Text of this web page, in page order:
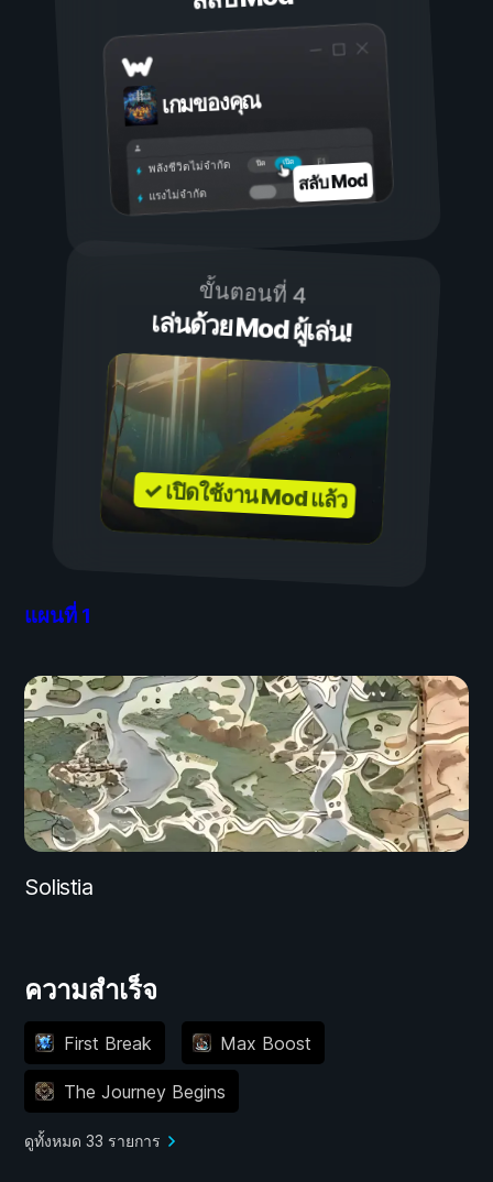
เกมของคุณ
เปิด
ปิด
พลังชีวิตไม่จำกัด
แรงไม่จำกัด สลับ Mod
ขั้นตอนที่ 4
เล่นด้วย Mod ผู้เล่น!
✓ เปิดใช้งาน Mod แล้ว
แผนที่ 1
Solistia
ความสำเร็จ
First Break Max Boost
The Journey Begins
ดูทั้งหมด 33 รายการ